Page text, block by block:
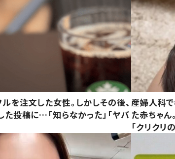
を注文した女性。しかしその後、
投稿に…「知らなかった」「ヤバ
産婦人科
た赤ちゃ
「クリクリ